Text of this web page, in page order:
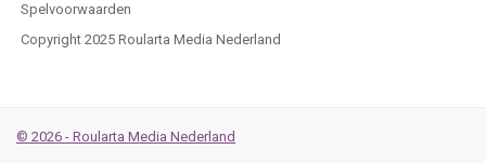
Spelvoorwaarden
Copyright 2025 Roularta Media Nederland
© 2026 - Roularta Media Nederland